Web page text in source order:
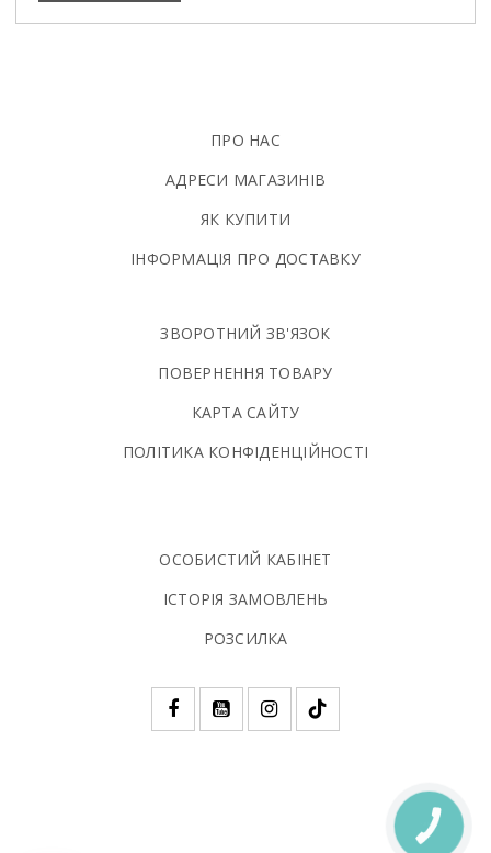
ПРО НАС
АДРЕСИ МАГАЗИНІВ
ЯК КУПИТИ
ІНФОРМАЦІЯ ПРО ДОСТАВКУ
ЗВОРОТНИЙ ЗВ'ЯЗОК
ПОВЕРНЕННЯ ТОВАРУ
КАРТА САЙТУ
ПОЛIТИКА КОНФIДЕНЦIЙНОСТI
ОСОБИСТИЙ КАБІНЕТ
ІСТОРІЯ ЗАМОВЛЕНЬ
РОЗСИЛКА
КНОПКА
ЗВ'ЯЗКУ